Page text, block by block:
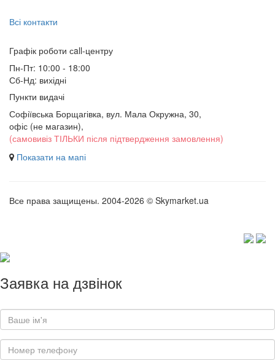
Всі контакти
Графік роботи сall-центру
Пн-Пт: 10:00 - 18:00
Сб-Нд: вихідні
Пункти видачі
Софіївська Борщагівка, вул. Мала Окружна, 30,
офіс (не магазин),
(самовивіз ТІЛЬКИ після підтвердження замовлення)
Показати на мапі
Все права защищены. 2004-2026 © Skymarket.ua
Заявка на дзвінок